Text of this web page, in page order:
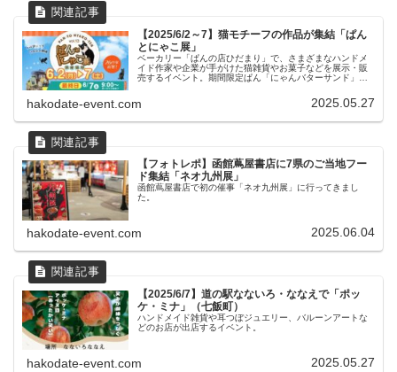
【2025/6/2～7】猫モチーフの作品が集結「ぱん
とにゃこ展」
ベーカリー「ぱんの店ひだまり」で、さまざまなハンドメ
イド作家や企業が手がけた猫雑貨やお菓子などを展示・販
売するイベント。期間限定ぱん「にゃんバターサンド」も
hakodate-event.com 2025.05.27
【フォトレポ】函館蔦屋書店に7県のご当地フー
ド集結「ネオ九州展」
函館蔦屋書店で初の催事「ネオ九州展」に行ってきまし
た。
hakodate-event.com 2025.06.04
【2025/6/7】道の駅なないろ・ななえで「ポッ
ケ・ミナ」（七飯町）
ハンドメイド雑貨や耳つぼジュエリー、バルーンアートな
どのお店が出店するイベント。
hakodate-event.com 2025.05.27